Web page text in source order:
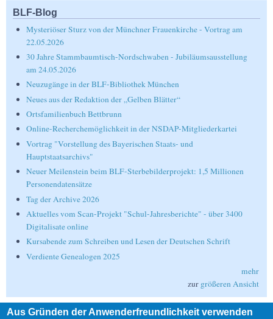
BLF-Blog
Mysteriöser Sturz von der Münchner Frauenkirche - Vortrag am
22.05.2026
30 Jahre Stammbaumtisch-Nordschwaben - Jubiläumsausstellung
am 24.05.2026
Neuzugänge in der BLF-Bibliothek München
Neues aus der Redaktion der „Gelben Blätter“
Ortsfamilienbuch Bettbrunn
Online-Recherchemöglichkeit in der NSDAP-Mitgliederkartei
Vortrag "Vorstellung des Bayerischen Staats- und
Hauptstaatsarchivs"
Neuer Meilenstein beim BLF-Sterbebilderprojekt: 1,5 Millionen
Personendatensätze
Tag der Archive 2026
Aktuelles vom Scan-Projekt "Schul-Jahresberichte" - über 3400
Digitalisate online
Kursabende zum Schreiben und Lesen der Deutschen Schrift
Verdiente Genealogen 2025
mehr
zur größeren Ansicht
Suche
Aus Gründen der Anwenderfreundlichkeit verwenden